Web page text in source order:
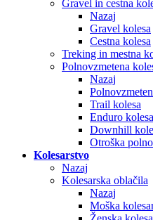
Gravel in cestna
Nazaj
Gravel kolesa
Cestna kolesa
Treking in mestna
Polnovzmetena
Nazaj
Trail kolesa
Enduro kolesa
Downhill
Otroška
Kolesarstvo
Nazaj
Kolesarska oblačila
Nazaj
Moška